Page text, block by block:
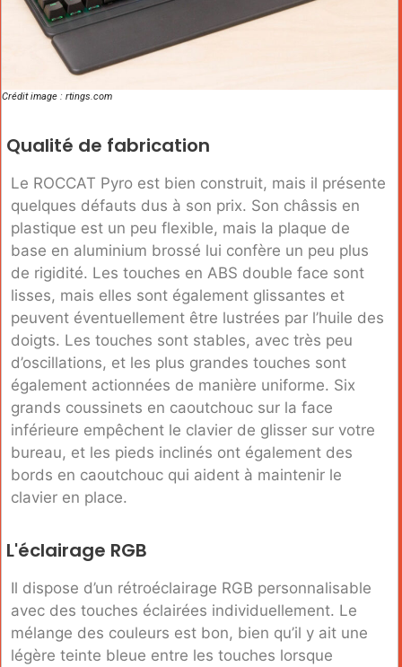
Crédit image : rtings.com
Qualité de fabrication
Le ROCCAT Pyro est bien construit, mais il présente
quelques défauts dus à son prix. Son châssis en
plastique est un peu flexible, mais la plaque de
base en aluminium brossé lui confère un peu plus
de rigidité. Les touches en ABS double face sont
lisses, mais elles sont également glissantes et
peuvent éventuellement être lustrées par l’huile des
doigts. Les touches sont stables, avec très peu
d’oscillations, et les plus grandes touches sont
également actionnées de manière uniforme. Six
grands coussinets en caoutchouc sur la face
inférieure empêchent le clavier de glisser sur votre
bureau, et les pieds inclinés ont également des
bords en caoutchouc qui aident à maintenir le
clavier en place.
L'éclairage RGB
Il dispose d’un rétroéclairage RGB personnalisable
avec des touches éclairées individuellement. Le
mélange des couleurs est bon, bien qu’il y ait une
légère teinte bleue entre les touches lorsque